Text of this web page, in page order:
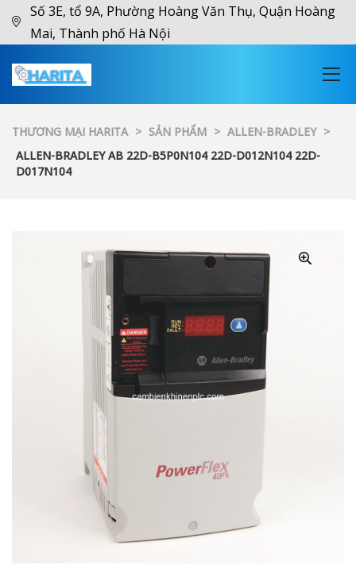
Số 3E, tổ 9A, Phường Hoàng Văn Thụ, Quận Hoàng
Mai, Thành phố Hà Nội
THƯƠNG MẠI HARITA > SẢN PHẨM > ALLEN-BRADLEY >
ALLEN-BRADLEY AB 22D-B5P0N104 22D-D012N104 22D-
D017N104